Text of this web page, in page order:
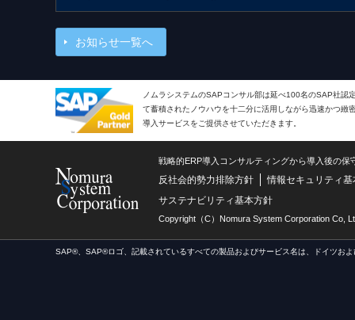
お知らせ一覧へ
ノムラシステムのSAPコンサル部は延べ100名のSAP社認
て蓄積されたノウハウを十二分に活用しながら迅速かつ緻
導入サービスをご提供させていただきます。
戦略的ERP導入コンサルティングから導入後の
反社会的勢力排除方針
情報セキュリティ基
サステナビリティ基本方針
Copyright（C）Nomura System Corporation Co,
SAP®、SAP®ロゴ、記載されているすべての製品およびサービス名は、ドイツお